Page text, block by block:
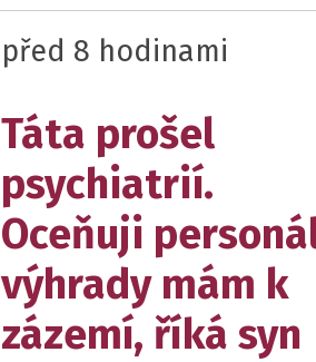
před 8 hodinami
Táta prošel
psychiatrií.
Oceňuji
výhrady mám k
zázemí, říká syn